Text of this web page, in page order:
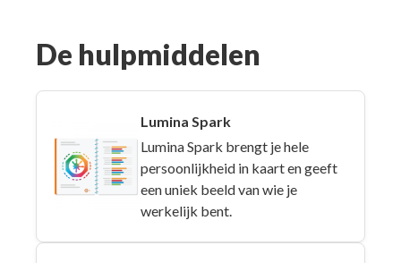
De hulpmiddelen
Lumina Spark
Lumina Spark brengt je hele
persoonlijkheid in kaart en geeft
een uniek beeld van wie je
werkelijk bent.